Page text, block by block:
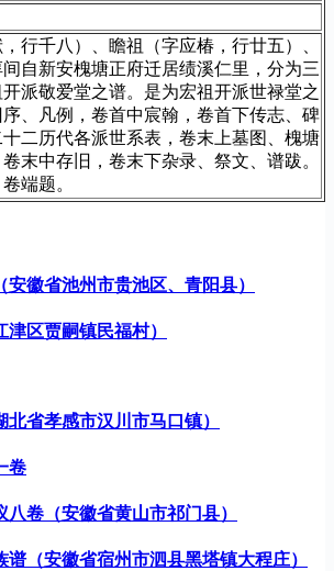
行千八）、瞻祖（字应椿，行廿五）、
自新安槐塘正府迁居绩溪仁里，分为三
派敬爱堂之谱。是为宏祖开派世禄堂之
、凡例，卷首中宸翰，卷首下传志、碑
二历代各派世系表，卷末上墓图、槐塘
末中存旧，卷末下杂录、祭文、谱跋。
端题。
徽省池州市贵池区、青阳县）
区贾嗣镇民福村）
省孝感市汉川市马口镇）
卷
八卷（安徽省黄山市祁门县）
（安徽省宿州市泗县黑塔镇大程庄）